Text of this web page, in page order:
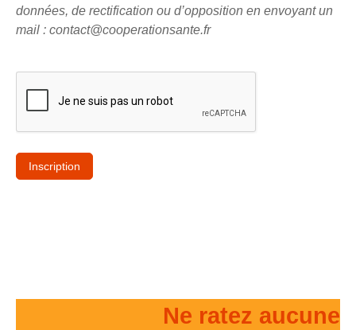
données, de rectification ou d’opposition en envoyant un
mail : contact@cooperationsante.fr
Ne ratez aucune